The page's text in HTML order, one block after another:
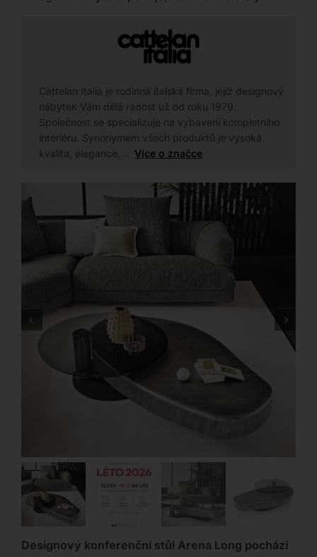
Cattelan Italia je rodinná italská firma, jejíž designový
nábytek Vám dělá radost už od roku 1979.
Společnost se specializuje na vybavení kompletního
interiéru. Synonymem všech produktů je vysoká
kvalita, elegance,… Více o značce
Designový konferenční stůl Arena Long pochází